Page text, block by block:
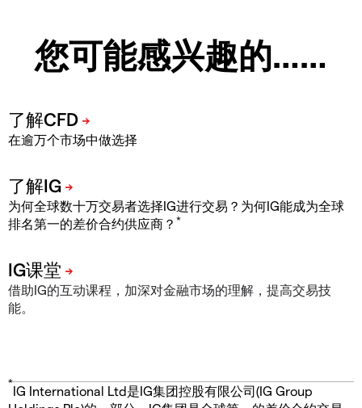
您可能感兴趣的……
在逾万个市场中做选择
为何全球数十万交易者选择IG进行交易？为何IG能成为全球
排名第一的差价合约供应商？ *
借助IG的互动课程，加深对金融市场的理解，提高交易技
能。
*
IG International Ltd是IG集团控股有限公司(IG Group